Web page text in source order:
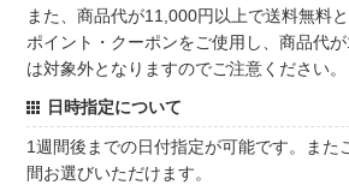
また、商品代が11,000円以上で送料無料
ポイント・クーポンをご使用し、商品代
は対象外となりますのでご注意ください。
日時指定について
1週間後までの日付指定が可能です。また
間お選びいただけます。